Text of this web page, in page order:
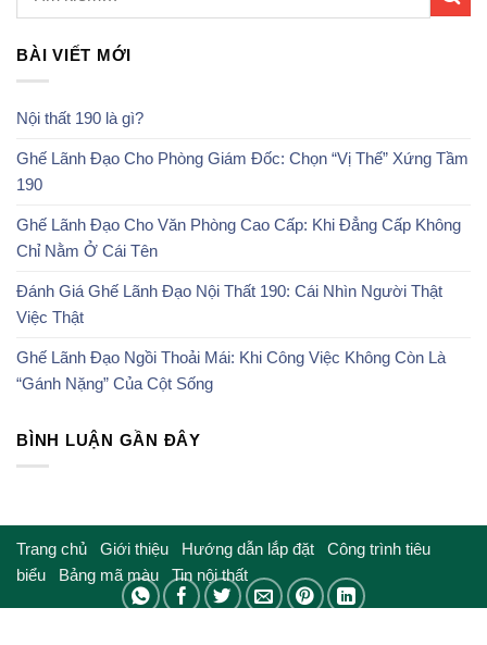
BÀI VIẾT MỚI
Nội thất 190 là gì?
Ghế Lãnh Đạo Cho Phòng Giám Đốc: Chọn “Vị Thế” Xứng Tầm
190
Ghế Lãnh Đạo Cho Văn Phòng Cao Cấp: Khi Đẳng Cấp Không
Chỉ Nằm Ở Cái Tên
Đánh Giá Ghế Lãnh Đạo Nội Thất 190: Cái Nhìn Người Thật
Việc Thật
Ghế Lãnh Đạo Ngồi Thoải Mái: Khi Công Việc Không Còn Là
“Gánh Nặng” Của Cột Sống
BÌNH LUẬN GẦN ĐÂY
Trang chủ Giới thiệu Hướng dẫn lắp đặt Công trình tiêu
biểu
Bảng mã màu Tin nội thất